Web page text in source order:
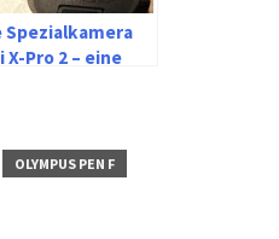
Spezialkamera
X-Pro 2 – eine
OLYMPUS PEN F